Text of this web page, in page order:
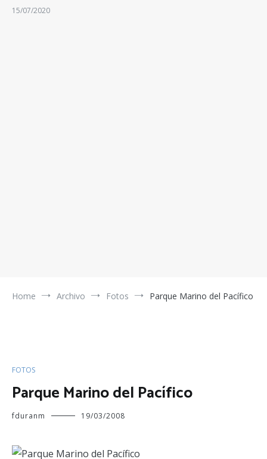
15/07/2020
Home Archivo Fotos Parque Marino del Pacífico
FOTOS
Parque Marino del Pacífico
fduranm 19/03/2008